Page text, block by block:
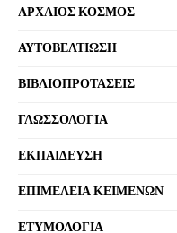
ΑΡΧΑΙΟΣ ΚΟΣΜΟΣ
ΑΥΤΟΒΕΛΤΙΩΣΗ
ΒΙΒΛΙΟΠΡΟΤΑΣΕΙΣ
ΓΛΩΣΣΟΛΟΓΙΑ
ΕΚΠΑΙΔΕΥΣΗ
ΕΠΙΜΕΛΕΙΑ ΚΕΙΜΕΝΩΝ
ΕΤΥΜΟΛΟΓΙΑ